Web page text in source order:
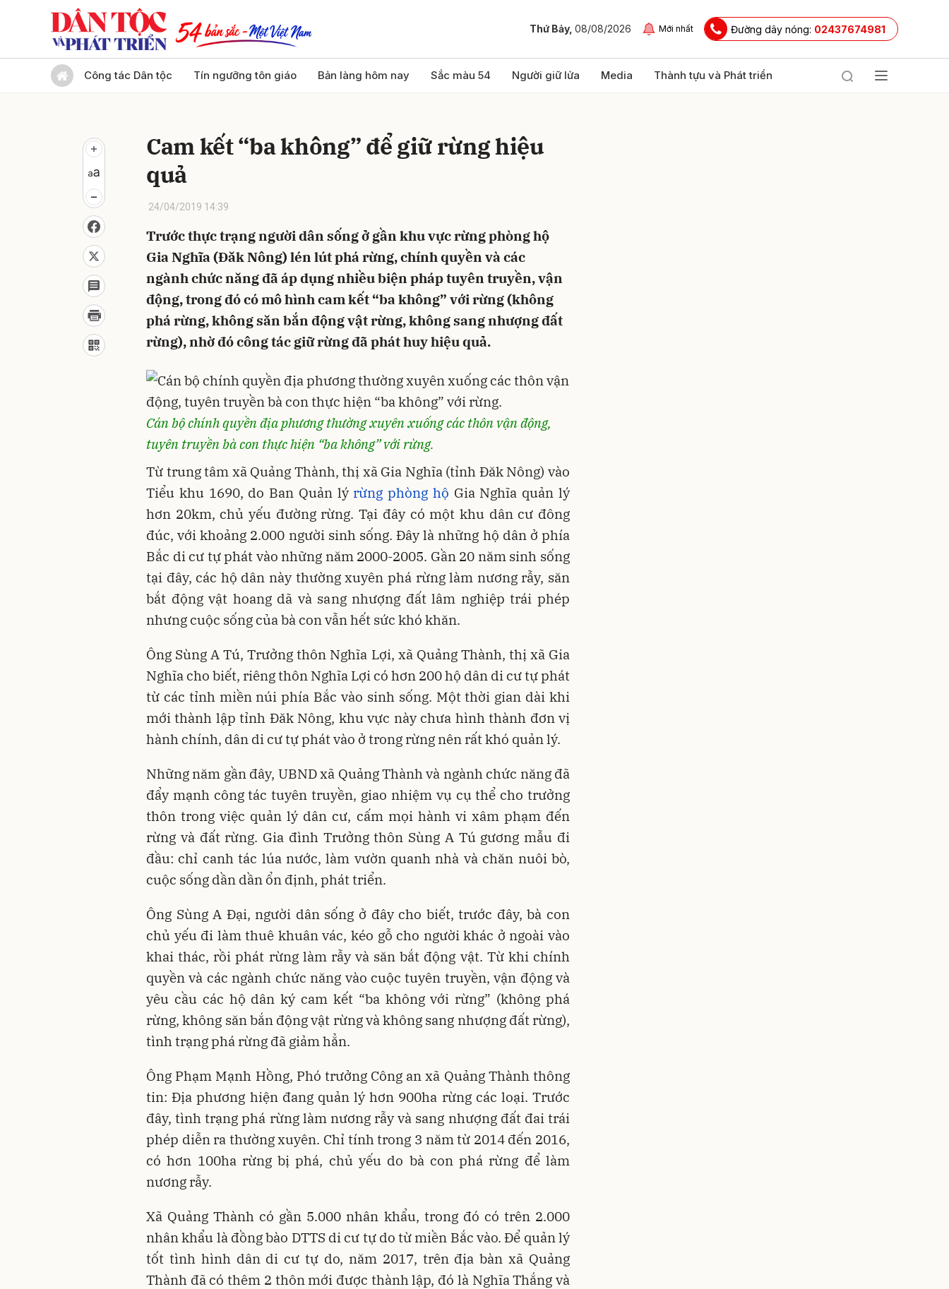
Thứ Bảy, 08/08/2026 Mới nhất Đường dây nóng: 02437674981
Công tác Dân tộc Tín ngưỡng tôn giáo Bản làng hôm nay Sắc màu 54 Người giữ lửa Media Thành tựu và Phát triển
Cam kết “ba không” để giữ rừng hiệu
quả
24/04/2019 14:39
Trước thực trạng người dân sống ở gần khu vực rừng phòng hộ
Gia Nghĩa (Đăk Nông) lén lút phá rừng, chính quyền và các
ngành chức năng đã áp dụng nhiều biện pháp tuyên truyền, vận
động, trong đó có mô hình cam kết “ba không” với rừng (không
phá rừng, không săn bắn động vật rừng, không sang nhượng đất
rừng), nhờ đó công tác giữ rừng đã phát huy hiệu quả.
Cán bộ chính quyền địa phương thường xuyên xuống các thôn vận động,
tuyên truyền bà con thực hiện “ba không” với rừng.
Từ trung tâm xã Quảng Thành, thị xã Gia Nghĩa (tỉnh Đăk Nông) vào
Tiểu khu 1690, do Ban Quản lý rừng phòng hộ Gia Nghĩa quản lý
hơn 20km, chủ yếu đường rừng. Tại đây có một khu dân cư đông
đúc, với khoảng 2.000 người sinh sống. Đây là những hộ dân ở phía
Bắc di cư tự phát vào những năm 2000-2005. Gần 20 năm sinh sống
tại đây, các hộ dân này thường xuyên phá rừng làm nương rẫy, săn
bắt động vật hoang dã và sang nhượng đất lâm nghiệp trái phép
nhưng cuộc sống của bà con vẫn hết sức khó khăn.
Ông Sùng A Tú, Trưởng thôn Nghĩa Lợi, xã Quảng Thành, thị xã Gia
Nghĩa cho biết, riêng thôn Nghĩa Lợi có hơn 200 hộ dân di cư tự phát
từ các tỉnh miền núi phía Bắc vào sinh sống. Một thời gian dài khi
mới thành lập tỉnh Đăk Nông, khu vực này chưa hình thành đơn vị
hành chính, dân di cư tự phát vào ở trong rừng nên rất khó quản lý.
Những năm gần đây, UBND xã Quảng Thành và ngành chức năng đã
đẩy mạnh công tác tuyên truyền, giao nhiệm vụ cụ thể cho trưởng
thôn trong việc quản lý dân cư, cấm mọi hành vi xâm phạm đến
rừng và đất rừng. Gia đình Trưởng thôn Sùng A Tú gương mẫu đi
đầu: chỉ canh tác lúa nước, làm vườn quanh nhà và chăn nuôi bò,
cuộc sống dần dần ổn định, phát triển.
Ông Sùng A Đại, người dân sống ở đây cho biết, trước đây, bà con
chủ yếu đi làm thuê khuân vác, kéo gỗ cho người khác ở ngoài vào
khai thác, rồi phát rừng làm rẫy và săn bắt động vật. Từ khi chính
quyền và các ngành chức năng vào cuộc tuyên truyền, vận động và
yêu cầu các hộ dân ký cam kết “ba không với rừng” (không phá
rừng, không săn bắn động vật rừng và không sang nhượng đất rừng),
tình trạng phá rừng đã giảm hẳn.
Ông Phạm Mạnh Hồng, Phó trưởng Công an xã Quảng Thành thông
tin: Địa phương hiện đang quản lý hơn 900ha rừng các loại. Trước
đây, tình trạng phá rừng làm nương rẫy và sang nhượng đất đai trái
phép diễn ra thường xuyên. Chỉ tính trong 3 năm từ 2014 đến 2016,
có hơn 100ha rừng bị phá, chủ yếu do bà con phá rừng để làm
nương rẫy.
Xã Quảng Thành có gần 5.000 nhân khẩu, trong đó có trên 2.000
nhân khẩu là đồng bào DTTS di cư tự do từ miền Bắc vào. Để quản lý
tốt tình hình dân di cư tự do, năm 2017, trên địa bàn xã Quảng
Thành đã có thêm 2 thôn mới được thành lập, đó là Nghĩa Thắng và
Gửi bình luận